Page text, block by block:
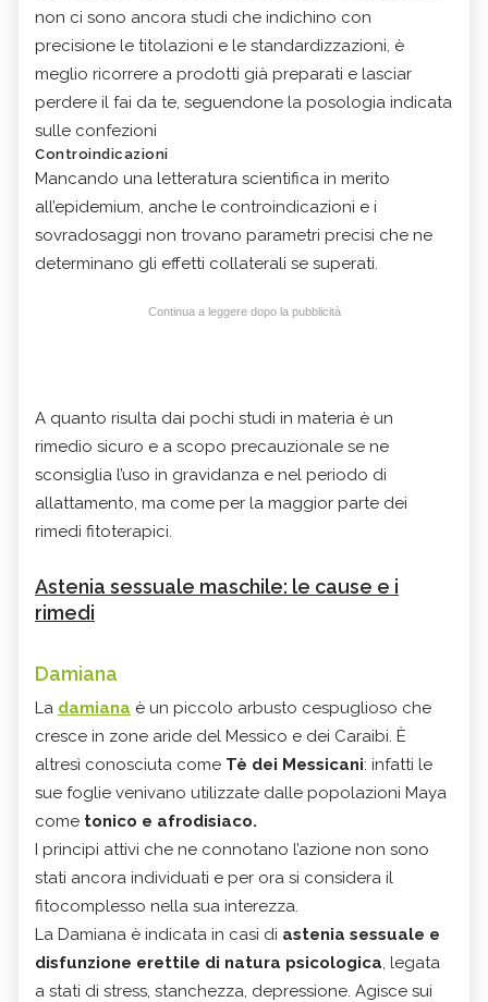
non ci sono ancora studi che indichino con
precisione le titolazioni e le standardizzazioni, è
meglio ricorrere a prodotti già preparati e lasciar
perdere il fai da te, seguendone la posologia indicata
sulle confezioni
Controindicazioni
Mancando una letteratura scientifica in merito
all’epidemium, anche le controindicazioni e i
sovradosaggi non trovano parametri precisi che ne
determinano gli effetti collaterali se superati.
Continua a leggere dopo la pubblicità
A quanto risulta dai pochi studi in materia è un
rimedio sicuro e a scopo precauzionale se ne
sconsiglia l’uso in gravidanza e nel periodo di
allattamento, ma come per la maggior parte dei
rimedi fitoterapici.
Astenia sessuale maschile: le cause e i
rimedi
Damiana
La damiana è un piccolo arbusto cespuglioso che
cresce in zone aride del Messico e dei Caraibi. È
altresì conosciuta come Tè dei Messicani: infatti le
sue foglie venivano utilizzate dalle popolazioni Maya
come tonico e afrodisiaco.
I principi attivi che ne connotano l’azione non sono
stati ancora individuati e per ora si considera il
fitocomplesso nella sua interezza.
La Damiana è indicata in casi di astenia sessuale e
disfunzione erettile di natura psicologica, legata
a stati di stress, stanchezza, depressione. Agisce sui